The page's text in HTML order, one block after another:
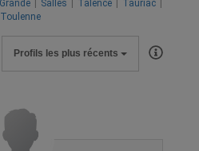
Salles Talence
Tauriac
Toulenne
Profils les plus récents